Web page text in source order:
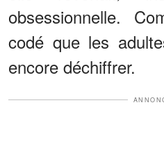
obsessionnelle.
codé que les
encore déchiffrer.